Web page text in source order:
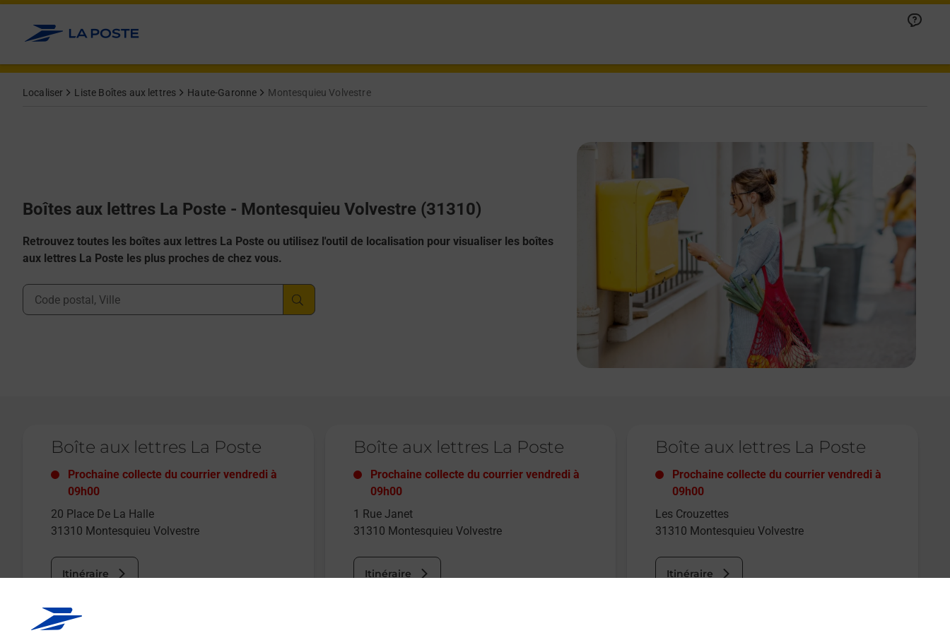
Allez au contenu
Localiser Liste Boîtes aux lettres Haute-Garonne Montesquieu Volvestre
Boîtes aux lettres La Poste - Montesquieu Volvestre (31310)
Retrouvez toutes les boîtes aux lettres La Poste ou utilisez l'outil de localisation pour visualiser les boîtes
aux lettres La Poste les plus proches de chez vous.
Ville, Département, Code Postal
Boîte aux lettres La Poste
Prochaine collecte du courrier vendredi à
09h00
20 Place De La Halle
31310 Montesquieu Volvestre
Itinéraire
Boîte aux lettres La Poste
Prochaine collecte du courrier vendredi à
09h00
1 Rue Janet
31310 Montesquieu Volvestre
Itinéraire
Boîte aux lettres La Poste
Prochaine collecte du courriervendredi à
09h00
Les Crouzettes
31310 Montesquieu Volvestre
Itinéraire